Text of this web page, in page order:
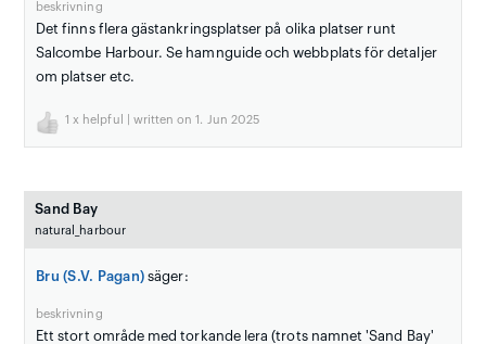
beskrivning
Det finns flera gästankringsplatser på olika platser runt
Salcombe Harbour. Se hamnguide och webbplats för detaljer
om platser etc.
1 x helpful | written on 1. Jun 2025
Sand Bay
natural_harbour
Bru (S.V. Pagan) säger:
beskrivning
Ett stort område med torkande lera (trots namnet 'Sand Bay'